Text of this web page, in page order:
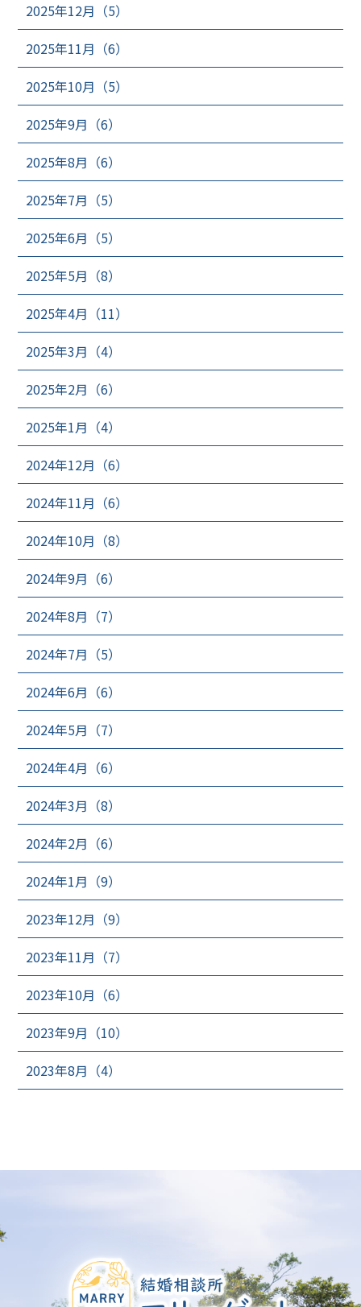
2025年12月（5）
2025年11月（6）
2025年10月（5）
2025年9月（6）
2025年8月（6）
2025年7月（5）
2025年6月（5）
2025年5月（8）
2025年4月（11）
2025年3月（4）
2025年2月（6）
2025年1月（4）
2024年12月（6）
2024年11月（6）
2024年10月（8）
2024年9月（6）
2024年8月（7）
2024年7月（5）
2024年6月（6）
2024年5月（7）
2024年4月（6）
2024年3月（8）
2024年2月（6）
2024年1月（9）
2023年12月（9）
2023年11月（7）
2023年10月（6）
2023年9月（10）
2023年8月（4）